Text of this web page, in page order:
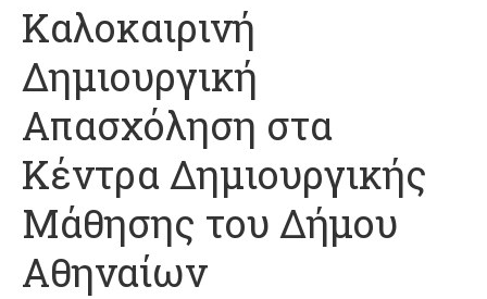
Καλοκαιρινή
Δημιουργική
Απασχόληση στα
Κέντρα Δημιουργικής
Μάθησης του Δήμου
Αθηναίων